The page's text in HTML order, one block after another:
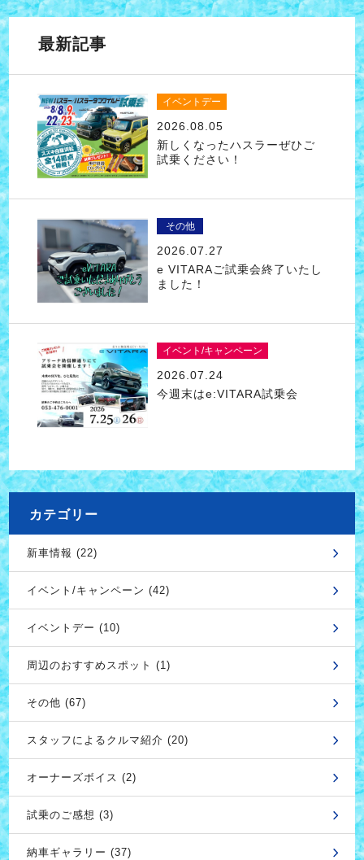
最新記事
イベントデー
2026.08.05
新しくなったハスラーぜひご
試乗ください！
その他
2026.07.27
e VITARAご試乗会終了いたし
ました！
イベント/キャンペーン
2026.07.24
今週末はe:VITARA試乗会
カテゴリー
新車情報 (22)
イベント/キャンペーン (42)
イベントデー (10)
周辺のおすすめスポット (1)
その他 (67)
スタッフによるクルマ紹介 (20)
オーナーズボイス (2)
試乗のご感想 (3)
納車ギャラリー (37)